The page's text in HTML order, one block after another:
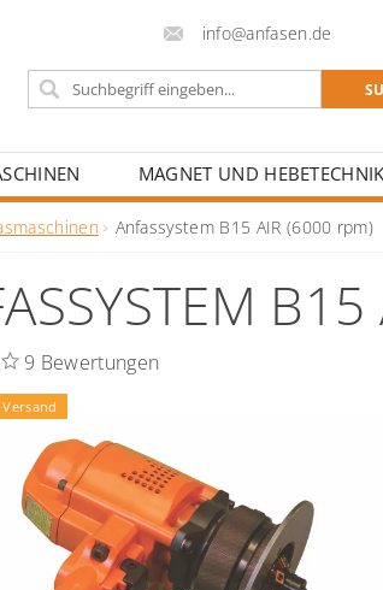
info@anfasen.de
MAGNET UND HEBETECHNIK
UND BILDUNGSZENTREN
Anfassystem B15 AIR (6000 rpm)
9 Bewertungen